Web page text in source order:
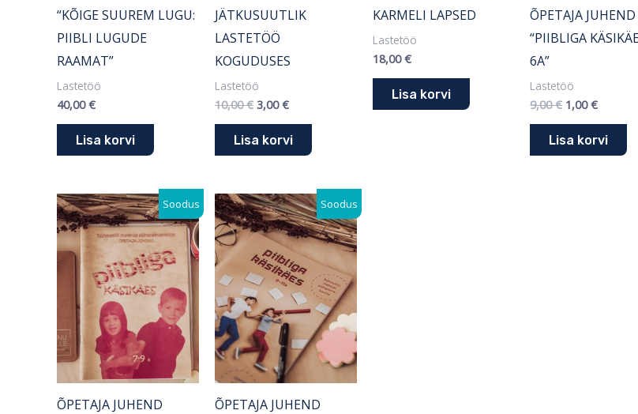
“KÕIGE SUUREM LUGU:
PIIBLI LUGUDE
RAAMAT”
Lastetöö
40,00€
Lisa korvi
JÄTKUSUUTLIK
LASTETÖÖ
KOGUDUSES
Lastetöö
10,00€ 3,00€
Lisa korvi
KARMELI LAPSED
Lastetöö
18,00€
Lisa korvi
ÕPETAJA JUHEND
“PIIBLIGA
6A”
Lastetöö
9,00€ 1,00€
Lisa korvi
Soodus
ÕPETAJA JUHEND
Algne
hind
oli:
8,00 €.
Praegune
hind
on:
0,00 €.
Soodus
ÕPETAJA JUHEND
Algne
hind
oli:
10,00 €.
Praegune
hind
on:
3,00 €.